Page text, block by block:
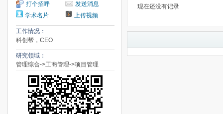
打个招呼
发送消息
学术名片
上传视频
工作情况：
科创帮，CEO
研究领域：
管理综合->工商管理->项目管理
现在还没有记录